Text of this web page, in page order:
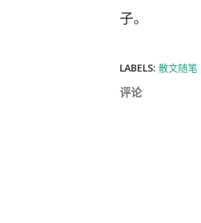
子。
LABELS: 散文随笔
评论